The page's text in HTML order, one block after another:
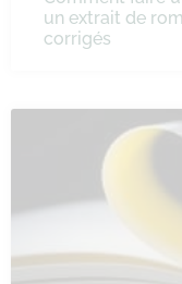
un extrait de
corrigés